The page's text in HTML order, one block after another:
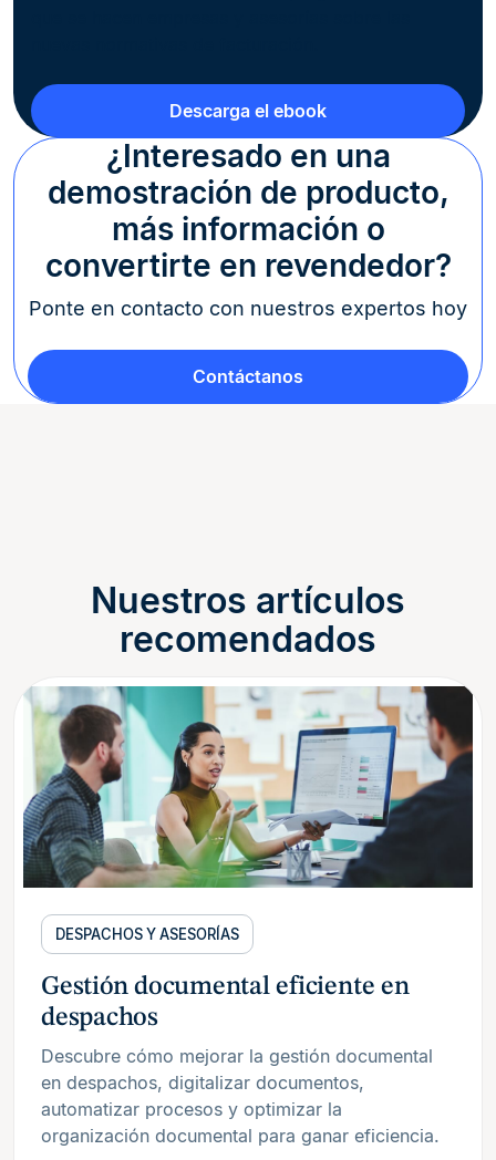
Descarga el ebook
¿Interesado en una
demostración de producto,
más información o
convertirte en revendedor?
Ponte en contacto con nuestros expertos hoy
Contáctanos
Nuestros artículos
recomendados
DESPACHOS Y ASESORÍAS
Gestión documental eficiente en
despachos
Descubre cómo mejorar la gestión documental
en despachos, digitalizar documentos,
automatizar procesos y optimizar la
organización documental para ganar eficiencia.